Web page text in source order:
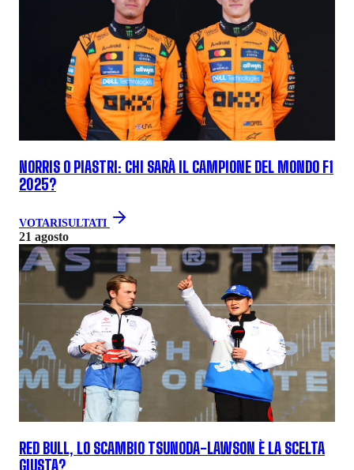
NORRIS O PIASTRI: CHI SARÀ IL CAMPIONE DEL MONDO F1
2025?
VOTARISULTATI
21 agosto
RED BULL, LO SCAMBIO TSUNODA-LAWSON È LA SCELTA
GIUSTA?